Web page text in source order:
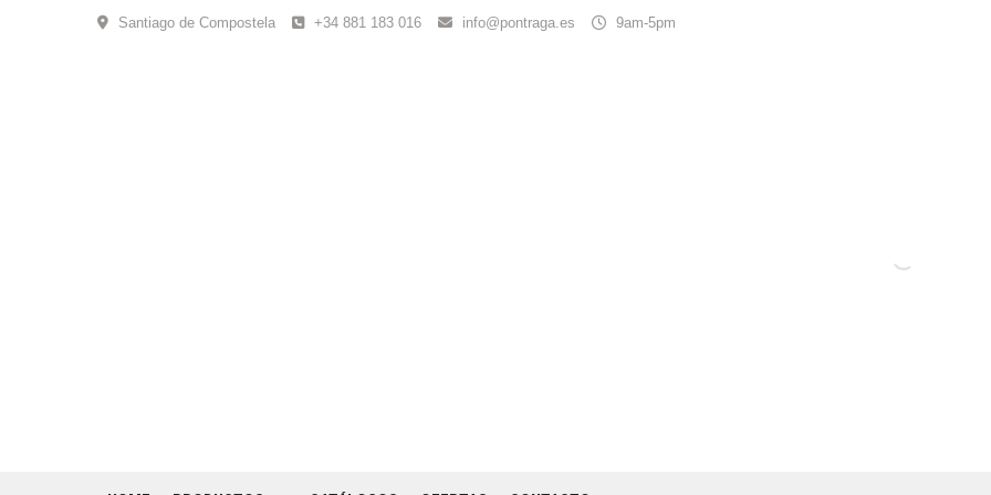
Santiago de Compostela +34 881 183 016 info@pontraga.es 9am-5pm